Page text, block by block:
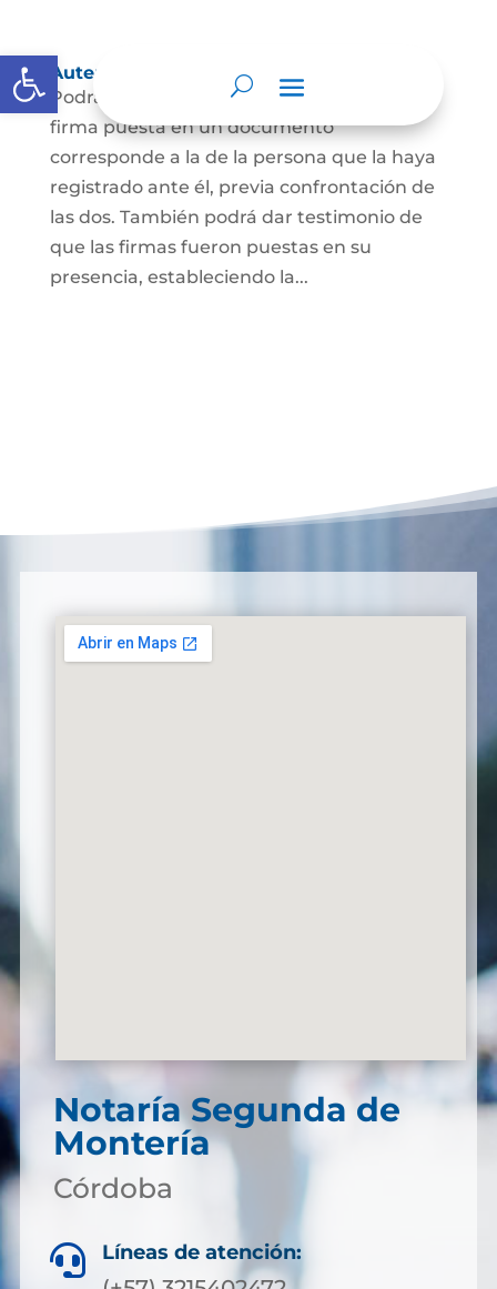
Abrir barra de herramientas
Autenticación de Firma
Podrá dar testimonio escrito de que la
firma puesta en un documento
corresponde a la de la persona que la haya
registrado ante él, previa confrontación de
las dos. También podrá dar testimonio de
que las firmas fueron puestas en su
presencia, estableciendo la...
Notaría Segunda de
Montería
Córdoba
 Líneas de atención: